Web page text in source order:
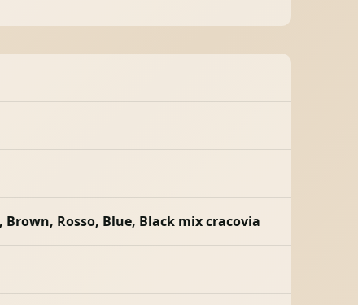
Brown, Rosso, Blue, Black mix cracovia